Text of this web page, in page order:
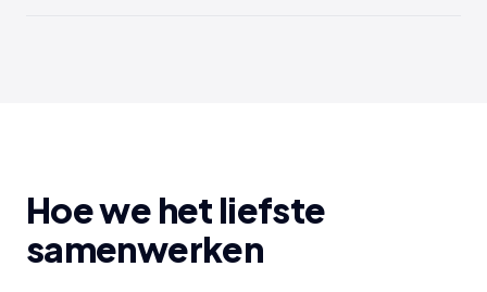
Hoe we het liefste
samenwerken